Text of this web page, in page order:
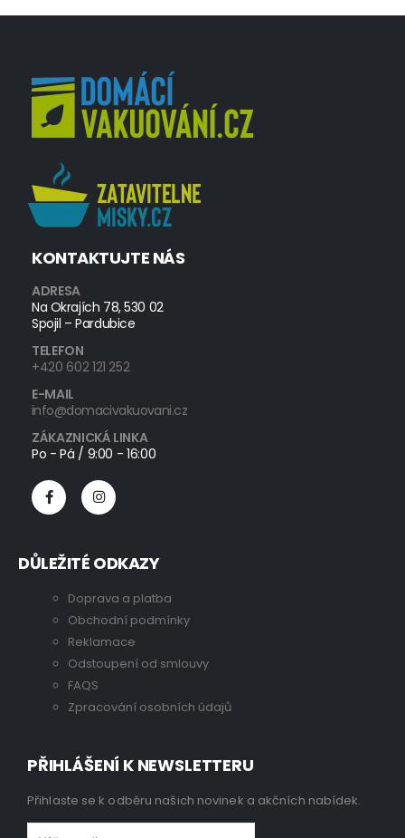
KONTAKTUJTE NÁS
ADRESA
Na Okrajích 78, 530 02
Spojil – Pardubice
TELEFON
+420 602 121 252
E-MAIL
info@domacivakuovani.cz
ZÁKAZNICKÁ LINKA
Po - Pá / 9:00 - 16:00
DŮLEŽITÉ ODKAZY
Doprava a platba
Obchodní podmínky
Reklamace
Odstoupení od smlouvy
FAQS
Zpracování osobních údajů
PŘIHLÁŠENÍ K NEWSLETTERU
Přihlaste se k odběru našich novinek a akčních nabídek.